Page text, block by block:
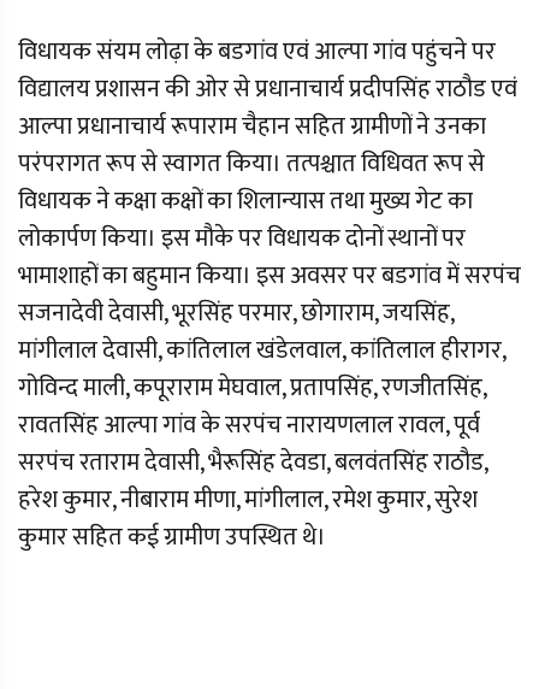
विधायक संयम लोढ़ा के बडगांव एवं आल्पा गांव पहुंचने पर
विद्यालय प्रशासन की ओर से प्रधानाचार्य प्रदीपसिंह राठौड एवं
आल्पा प्रधानाचार्य रूपाराम चैहान सहित ग्रामीणों ने उनका
परंपरागत रूप से स्वागत किया। तत्पश्चात विधिवत रूप से
विधायक ने कक्षा कक्षों का शिलान्यास तथा मुख्य गेट का
लोकार्पण किया। इस मौके पर विधायक दोनों स्थानों पर
भामाशाहों का बहुमान किया। इस अवसर पर बडगांव में सरपंच
सजनादेवी देवासी, भूरसिंह परमार, छोगाराम, जयसिंह,
मांगीलाल देवासी, कांतिलाल खंडेलवाल, कांतिलाल हीरागर,
गोविन्द माली, कपूराराम मेघवाल, प्रतापसिंह, रणजीतसिंह,
रावतसिंह आल्पा गांव के सरपंच नारायणलाल रावल, पूर्व
सरपंच रताराम देवासी, भैरूसिंह देवडा, बलवंतसिंह राठौड,
हरेश कुमार, नीबाराम मीणा, मांगीलाल, रमेश कुमार, सुरेश
कुमार सहित कई ग्रामीण उपस्थित थे।